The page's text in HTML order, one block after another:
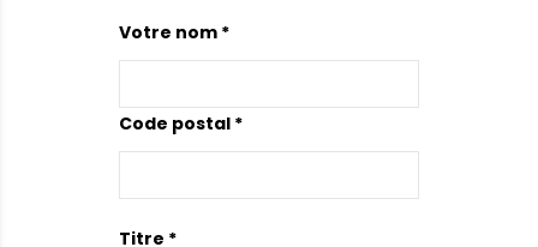
Votre nom *
Code postal *
Titre *